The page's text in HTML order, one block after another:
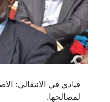
قيادي في الانتقالي:
لمصالحها.